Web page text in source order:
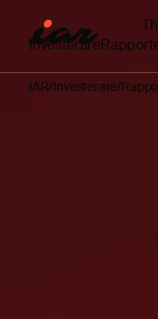
Investerare
IAR Investerare